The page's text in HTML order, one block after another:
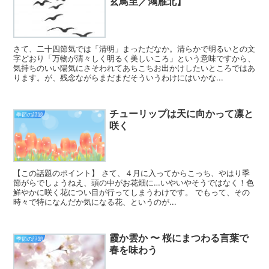
さて、二十四節気では「清明」まっただなか。清らかで明るいとの文
字どおり「万物が清々しく明るく美しいころ」という意味ですから、
気持ちのいい陽気にさそわれてあちこちお出かけしたいところではあ
ります。が、残念ながらまだまだそういうわけにはいかな...
季節の話題
チューリップは天に向かって凛と
咲く
【この話題のポイント】 さて、４月に入ってからこっち、やはり季
節がらでしょうねえ、頭の中がお花畑に…いやいやそうではなく！色
鮮やかに咲く花につい目が行ってしまうわけです。 でもって、その
時々で特になんだか気になる花、というのが...
季節の話題
霞か雲か 〜 桜にまつわる言葉で
春を味わう